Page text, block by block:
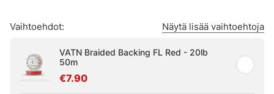
Vaihtoehdot: Näytä lisää vaihtoehtoja
VATN Braided Backing FL Red - 20lb
50m
€7.90